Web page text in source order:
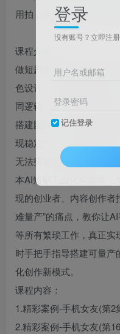
课程介绍：
做短剧变现难、量产难？
色设计、拍摄剪辑全靠
同逻辑，不会合理分配AI
搭建团队量产短剧，却没
现稳定产出；变现路径模
无法突破短剧创作瓶颈。
本AI短剧工业化实战课，
现的创业者、内容创作者
难量产”的痛点，教你让
等所有繁琐工作，真正实
时手把手指导搭建可量
化创作新模式。
课程内容：
1.精彩案例-手机女友(第2
2.精彩案例-手机女友(第
登录
没有账号？立即注册
用户名或邮箱
登录密码
记住登录